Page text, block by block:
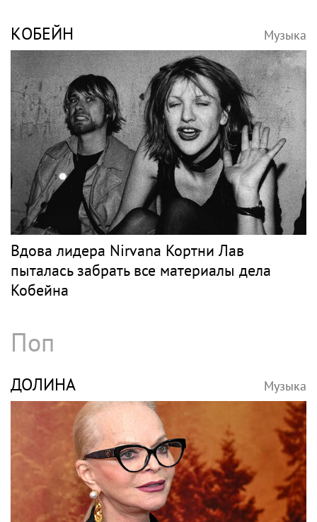
КОБЕЙН Музыка
Вдова лидера Nirvana Кортни Лав
пыталась забрать все материалы дела
Кобейна
Поп
ДОЛИНА Музыка